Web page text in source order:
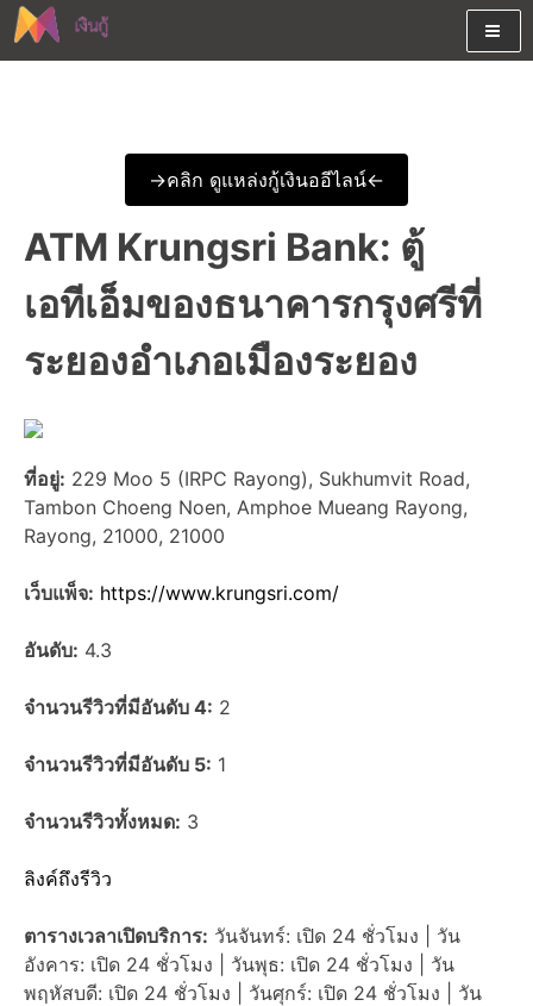
Skip
to
เงินด่วนรับสินเชื่อพร้อมบัตรกด
เงินสด และมีรีไฟแนนซ์ด้วย
->คลิก ดูแหล่งกู้เงินออีไลน์<-
ATM Krungsri Bank: ตู้
เอทีเอ็มของธนาคารกรุงศรีที่
ระยองอำเภอเมืองระยอง
ที่อยู่: 229 Moo 5 (IRPC Rayong), Sukhumvit Road,
Tambon Choeng Noen, Amphoe Mueang Rayong,
Rayong, 21000, 21000
เว็บแพ็จ: https://www.krungsri.com/
อันดับ: 4.3
จำนวนรีวิวที่มีอันดับ 4: 2
จำนวนรีวิวที่มีอันดับ 5: 1
จำนวนรีวิวทั้งหมด: 3
ลิงค์ถึงรีวิว
ตารางเวลาเปิดบริการ: วันจันทร์: เปิด 24 ชั่วโมง | วัน
อังคาร: เปิด 24 ชั่วโมง | วันพุธ: เปิด 24 ชั่วโมง | วัน
พฤหัสบดี: เปิด 24 ชั่วโมง | วันศุกร์: เปิด 24 ชั่วโมง | วัน